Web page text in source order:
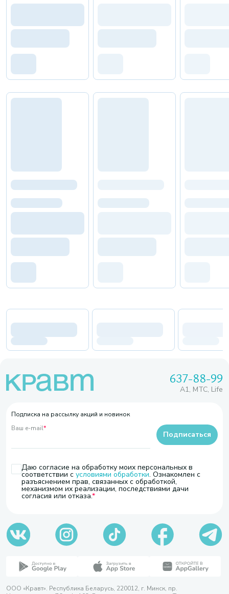
637-88-99
A1, МТС, Life
Подписка на рассылку акций и новинок
Ваш e-mail*
Даю согласие на обработку моих персональных в
соответствии с условиями обработки. Ознакомлен с
разъяснением прав, связанных с обработкой,
механизмом их реализации, последствиями дачи
согласия или отказа.
Подписаться
ООО «Кравт». Республика Беларусь, 220012, г. Минск, пр.